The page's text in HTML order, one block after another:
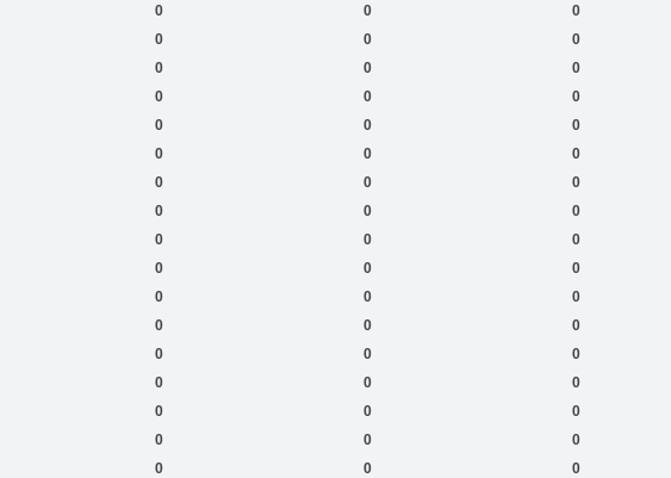
0 0
0
0 0
0
0 0
0
0 0
0
0 0
0
0 0
0
0 0
0
0 0
0
0 0
0
0 0
0
0 0
0
0 0
0
0 0
0
0 0
0
0 0
0
0 0
0
0 0
0